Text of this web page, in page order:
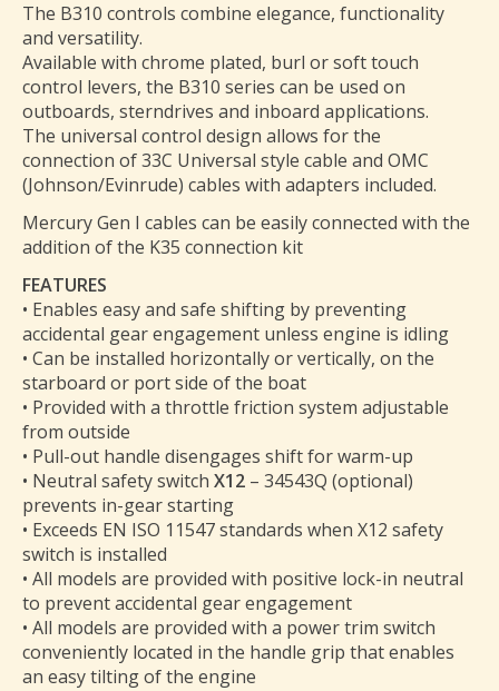
The B310 controls combine elegance, functionality
and versatility.
Available with chrome plated, burl or soft touch
control levers, the B310 series can be used on
outboards, sterndrives and inboard applications.
The universal control design allows for the
connection of 33C Universal style cable and OMC
(Johnson/Evinrude) cables with adapters included.
Mercury Gen I cables can be easily connected with the
addition of the K35 connection kit
FEATURES
• Enables easy and safe shifting by preventing
accidental gear engagement unless engine is idling
• Can be installed horizontally or vertically, on the
starboard or port side of the boat
• Provided with a throttle friction system adjustable
from outside
• Pull-out handle disengages shift for warm-up
• Neutral safety switch X12 – 34543Q (optional)
prevents in-gear starting
• Exceeds EN ISO 11547 standards when X12 safety
switch is installed
• All models are provided with positive lock-in neutral
to prevent accidental gear engagement
• All models are provided with a power trim switch
conveniently located in the handle grip that enables
an easy tilting of the engine